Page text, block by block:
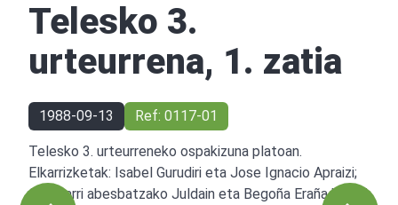
Telesko 3.
urteurrena, 1. zatia
1988-09-13 Ref: 0117-01
Telesko 3. urteurreneko ospakizuna platoan.
Elkarrizketak: Isabel Gurudiri eta Jose Ignacio Apraizi;
Gorosarri abesbatzako Juldain eta Begoña Eraña kideei